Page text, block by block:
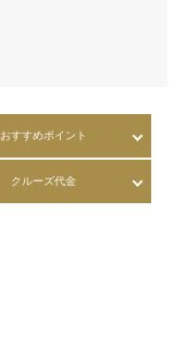
おすすめポイント
クルーズ代金